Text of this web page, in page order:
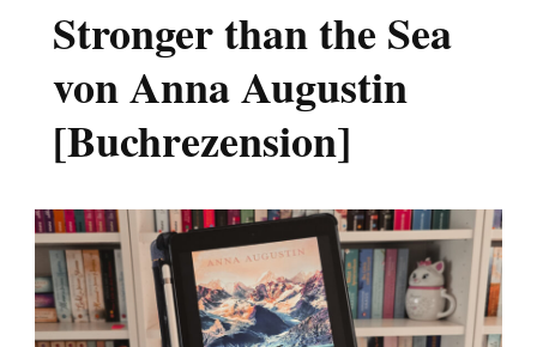
Stronger than the Sea
von Anna Augustin
[Buchrezension]